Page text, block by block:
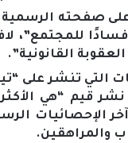
صفحته الرسمية
للمجتمع”،
القانونية”.
التي تنشر على
نشر قيم “هي
والمراهقين.